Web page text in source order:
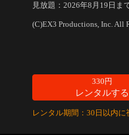
見放題 ： 2026年8月19日 ま
(C)EX3 Productions, Inc. All
330円
レンタルする
レンタル期間：30日以内